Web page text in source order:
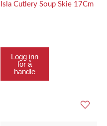
Isla Cutlery Soup Skie 17Cm
Logg inn
for å
handle